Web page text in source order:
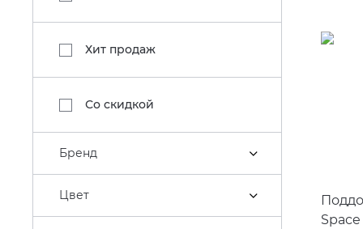
Хит продаж
Со скидкой
Бренд
Цвет
Space